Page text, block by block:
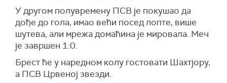
У другом полувремену ПСВ је покушао да
дође до гола, имао већи посед лопте, више
шутева, али мрежа домаћина је мировала. Меч
је завршен 1:0.
Брест ће у наредном колу гостовати Шахтјору,
а ПСВ Црвеној звезди.